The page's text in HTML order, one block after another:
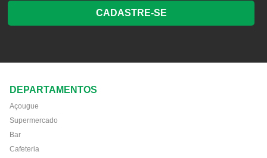
CADASTRE-SE
DEPARTAMENTOS
Açougue
Supermercado
Bar
Cafeteria